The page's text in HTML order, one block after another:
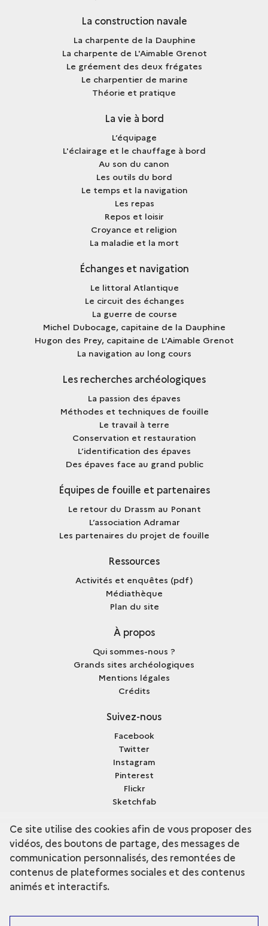
La construction navale
La charpente de la Dauphine
La charpente de L'Aimable Grenot
Le gréement des deux frégates
Le charpentier de marine
Théorie et pratique
La vie à bord
L’équipage
L'éclairage et le chauffage à bord
Au son du canon
Les outils du bord
Le temps et la navigation
Les repas
Repos et loisir
Croyance et religion
La maladie et la mort
Échanges et navigation
Le littoral Atlantique
Le circuit des échanges
La guerre de course
Michel Dubocage, capitaine de la Dauphine
Hugon des Prey, capitaine de L'Aimable Grenot
La navigation au long cours
Les recherches archéologiques
La passion des épaves
Méthodes et techniques de fouille
Le travail à terre
Conservation et restauration
L’identification des épaves
Des épaves face au grand public
Équipes de fouille et partenaires
Le retour du Drassm au Ponant
L’association Adramar
Les partenaires du projet de fouille
Ressources
Activités et enquêtes (pdf)
Médiathèque
Plan du site
À propos
Qui sommes-nous ?
Grands sites archéologiques
Mentions légales
Crédits
Suivez-nous
Facebook
Twitter
Instagram
Pinterest
Flickr
Sketchfab
Découvrir la collection
Ce site utilise des cookies afin de vous proposer des
vidéos, des boutons de partage, des messages de
communication personnalisés, des remontées de
contenus de plateformes sociales et des contenus
animés et interactifs.